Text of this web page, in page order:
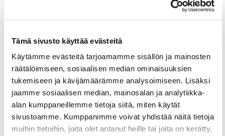
Tämä sivusto käyttää evästeitä
Käytämme evästeitä tarjoamamme sisällön ja mainosten
räätälöimiseen, sosiaalisen median ominaisuuksien
tukemiseen ja kävijämäärämme analysoimiseen. Lisäksi
jaamme sosiaalisen median, mainosalan ja analytiikka-
alan kumppaneillemme tietoja siitä, miten käytät
sivustoamme. Kumppanimme voivat yhdistää näitä tietoja
muihin tietoihin, joita olet antanut heille tai joita on kerätty,
Uudenmaan ja Helsingin seudun eri
toimialoilta ja erikokoisista yrityksistä.
Aiemmat vastaavanlaiset kyselyt on
toteutettu tänä vuonna 17.3., 30.3., 20.4.,
4.5., 17.5., 1.6. ja 21.6.